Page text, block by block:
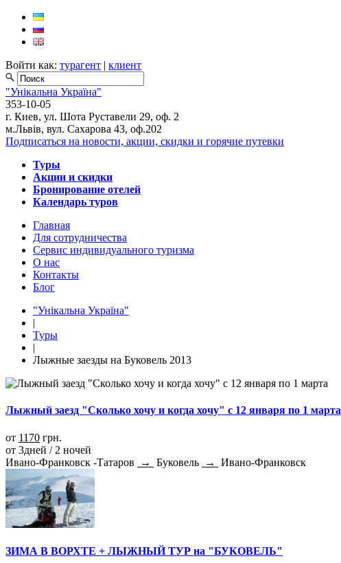
Войти как: турагент | клиент
"Унікальна Україна"
353-10-05
г. Киев, ул. Шота Руставели 29, оф. 2
м.Львів, вул. Сахарова 43, оф.202
Подписаться на новости, акции, скидки и горячие путевки
Туры
Акции и скидки
Бронирование отелей
Календарь туров
Главная
Для сотрудничества
Сервис индивидуального туризма
О нас
Контакты
Блог
"Унікальна Україна"
|
Туры
|
Лыжные заезды на Буковель 2013
Лыжный заезд "Сколько хочу и когда хочу" с 12 января по 1 марта
от 1170 грн.
от 3дней / 2 ночей
Ивано-Франковск -Татаров
→ Буковель → Ивано-Франковск
ЗИМА В ВОРХТЕ + ЛЫЖНЫЙ ТУР на "БУКОВЕЛЬ"